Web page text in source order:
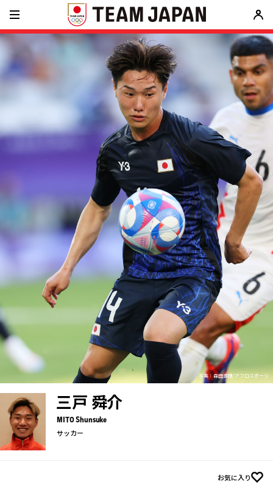
写真：森田直樹/アフロスポーツ
三戸 舜介
MITO Shunsuke
サッカー
お気に入り